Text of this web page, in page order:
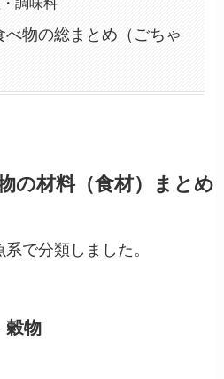
べ物の総まとめ（ごちゃ
の材料（食材）まとめ
で分類しました。
穀物